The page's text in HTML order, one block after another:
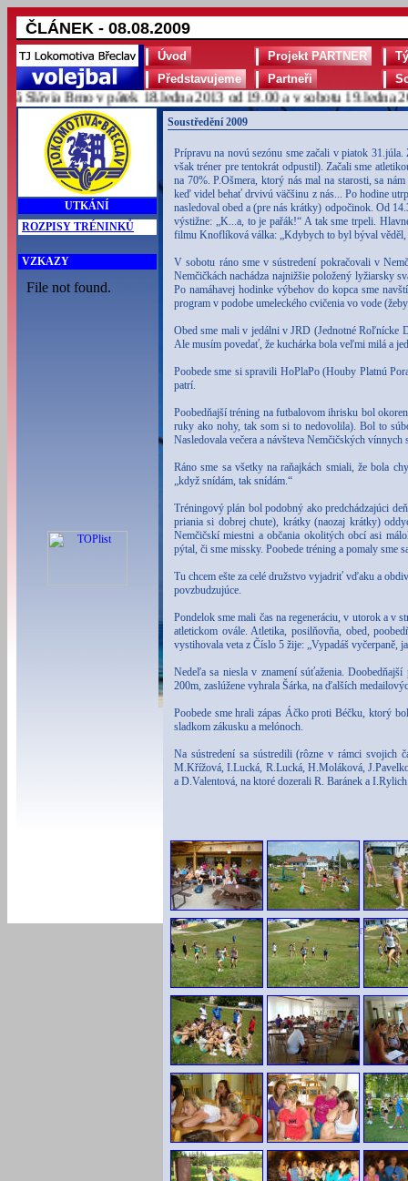
ČLÁNEK - 08.08.2009
Úvod Projekt PARTNER
Představujeme
Partneři
Brno v pátek 18.ledna 2013 od 19.00 a v sobotu 19.ledna 2013
UTKÁNÍ
ROZPISY TRÉNINKŮ
VZKAZY
Soustředění 2009
Prípravu na novú sezónu sme začali v piatok
však tréner pre tentokrát odpustil). Začali sme
na 70%. P.Ošmera, ktorý nás mal na starosti, sa
keď videl behať drvivú väčšinu z nás... Po hodine
nasledoval obed a (pre nás krátky) odpočinok. Od
výstižne: „K...a, to je pařák!“ A tak sme trpeli.
filmu Knoflíková válka: „Kdybych to byl býval věděl,
V sobotu ráno sme v sústredení pokračovali v
Nemčičkách nachádza najnižšie položený lyžiarsky
Po namáhavej hodinke výbehov do kopca sme
program v podobe umeleckého cvičenia vo vode
Obed sme mali v jedálni v JRD (Jednotné Roľnícke
Ale musím povedať, že kuchárka bola veľmi milá a
Poobede sme si spravili HoPlaPo (Houby Platnú
patrí.
Poobedňajší tréning na futbalovom ihrisku bol
ruky ako nohy, tak som si to nedovolila). Bol to
Nasledovala večera a návšteva Nemčičských vínnych
Ráno sme sa všetky na raňajkách smiali, že bola
„když snídám, tak snídám.“
Tréningový plán bol podobný ako predchádzajúci
priania si dobrej chute), krátky (naozaj krátky)
Nemčičskí miestni a občania okolitých obcí asi
pýtal, či sme missky. Poobede tréning a pomaly sme
Tu chcem ešte za celé družstvo vyjadriť vďaku a
povzbudzujúce.
Pondelok sme mali čas na regeneráciu, v utorok a v
atletickom ovále. Atletika, posilňovňa, obed,
vystihovala veta z Číslo 5 žije: „Vypadáš vyčerpaně,
Nedeľa sa niesla v znamení súťaženia.
200m, zaslúžene vyhrala Šárka, na ďalších
Poobede sme hrali zápas Áčko proti Béčku, ktorý
sladkom zákusku a melónoch.
Na sústredení sa sústredili (rôzne v rámci svojich
M.Křížová, I.Lucká, R.Lucká, H.Moláková,
a D.Valentová, na ktoré dozerali R. Baránek a
TKsoft -